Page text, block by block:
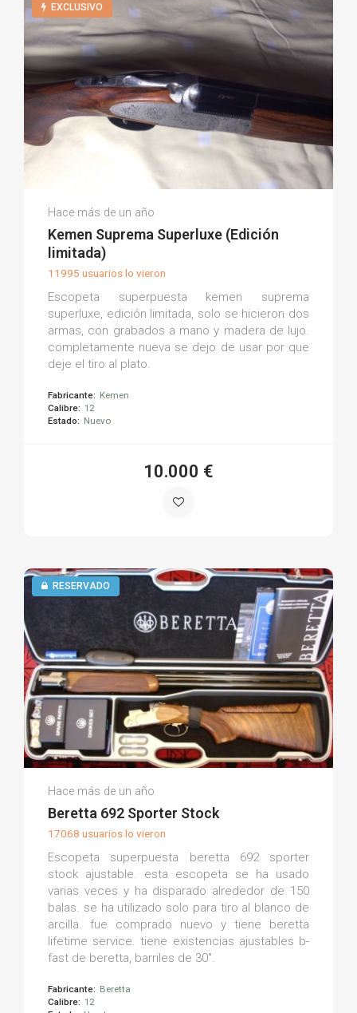
EXCLUSIVO
David Q.
Hace más de un año
Kemen Suprema Superluxe (Edición
limitada)
11995 usuarios lo vieron
Escopeta superpuesta kemen suprema
superluxe, edición limitada, solo se hicieron dos
armas, con grabados a mano y madera de lujo.
completamente nueva se dejo de usar por que
deje el tiro al plato.
Fabricante: Kemen
Calibre: 12
Estado: Nuevo
10.000 €
RESERVADO
Mark M.
Hace más de un año
Beretta 692 Sporter Stock
17068 usuarios lo vieron
Escopeta superpuesta beretta 692 sporter
stock ajustable. esta escopeta se ha usado
varias veces y ha disparado alrededor de 150
balas. se ha utilizado solo para tiro al blanco de
arcilla. fue comprado nuevo y tiene beretta
lifetime service. tiene existencias ajustables b-
fast de beretta, barriles de 30".
Fabricante: Beretta
Calibre: 12